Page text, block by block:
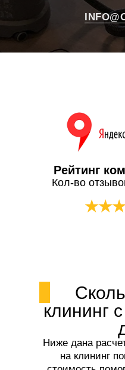
Рейтинг
Кол-во
клининг
Ниже дана
на клининг